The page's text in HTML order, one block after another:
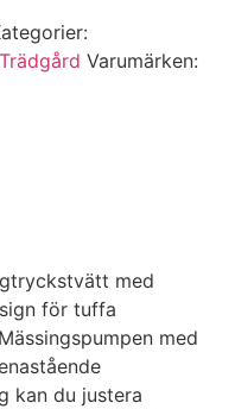
Trädgård Varumärken:
med
för tuffa
med
kan du justera